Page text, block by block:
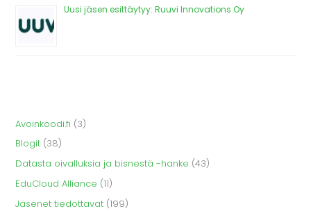
Uusi jäsen esittäytyy: Ruuvi Innovations Oy
Avoinkoodi.fi (3)
Blogit (38)
Datasta oivalluksia ja bisnestä -hanke (43)
EduCloud Alliance (11)
Jäsenet tiedottavat (199)